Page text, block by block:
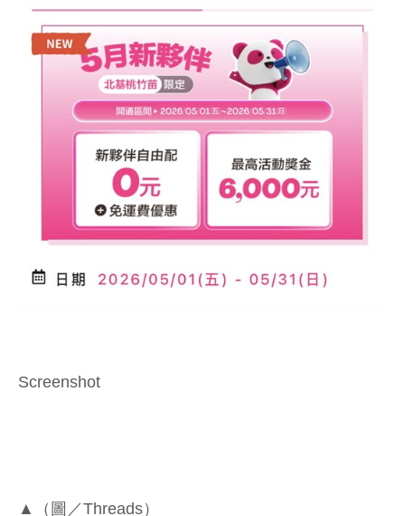
Screenshot
▲（圖／Threads）